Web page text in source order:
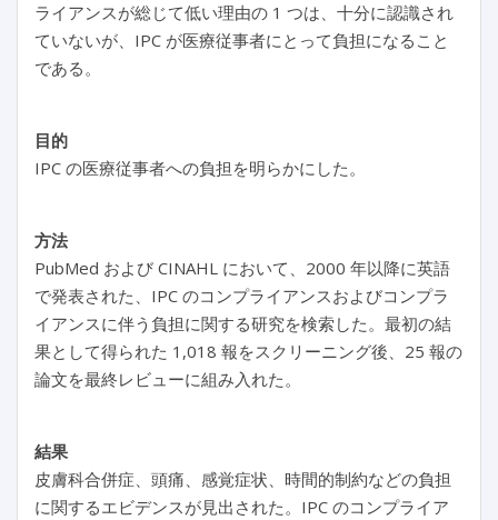
ライアンスが総じて低い理由の 1 つは、十分に認識され
ていないが、IPC が医療従事者にとって負担になること
である。
目的
IPC の医療従事者への負担を明らかにした。
方法
PubMed および CINAHL において、2000 年以降に英語
で発表された、IPC のコンプライアンスおよびコンプラ
イアンスに伴う負担に関する研究を検索した。最初の結
果として得られた 1,018 報をスクリーニング後、25 報の
論文を最終レビューに組み入れた。
結果
皮膚科合併症、頭痛、感覚症状、時間的制約などの負担
に関するエビデンスが見出された。IPC のコンプライア